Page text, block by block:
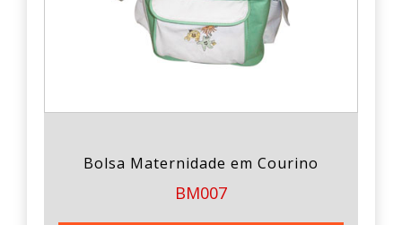
Bolsa Maternidade em Courino
BM007